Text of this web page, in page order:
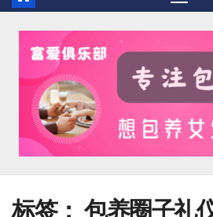
标签： 包养圈子礼